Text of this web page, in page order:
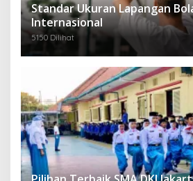
Standar Ukuran Lapangan
Internasional
5150 Dilihat